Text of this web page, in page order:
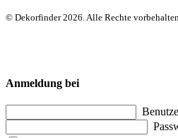
© Dekorfinder 2026. Alle Rechte
Anmeldung bei